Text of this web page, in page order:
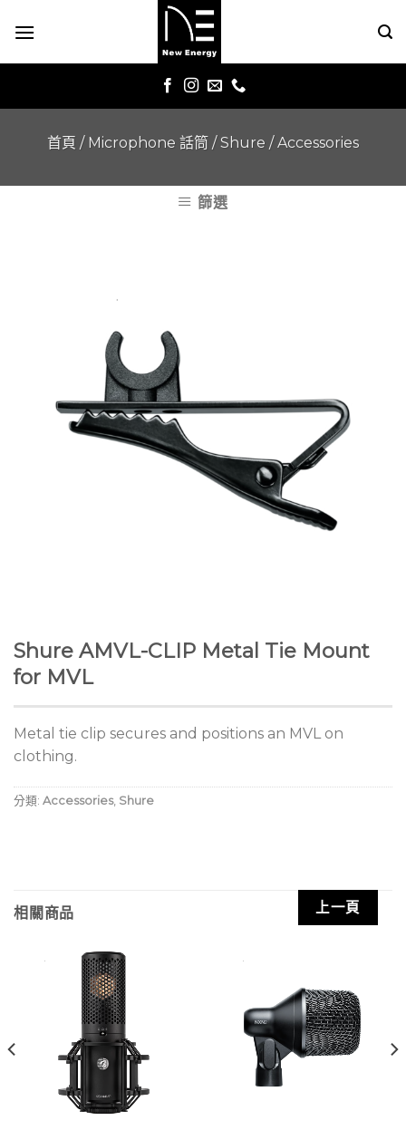
首頁 / Microphone 話筒 /Shure /Accessories
篩選
Shure AMVL-CLIP Metal Tie Mount
for MVL
Metal tie clip secures and positions an MVL on
clothing.
分類: Accessories, Shure
上一頁
相關商品